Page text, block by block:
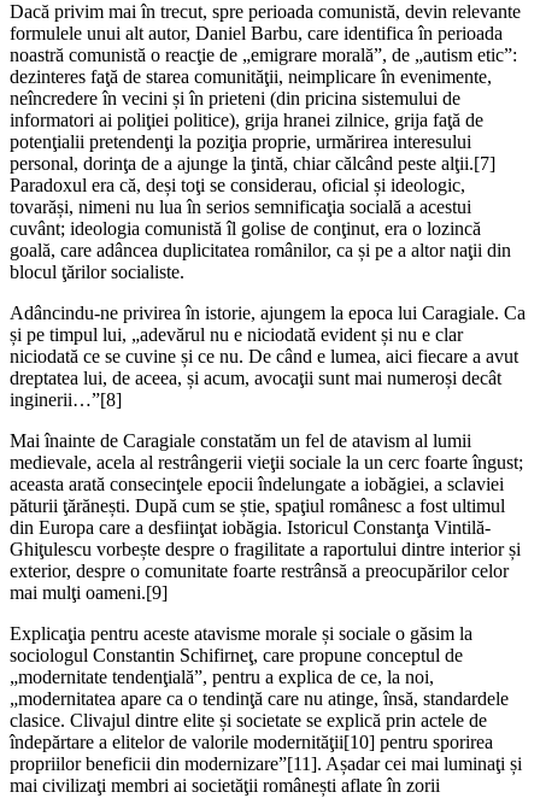
Dacă privim mai în trecut, spre perioada comunistă, devin relevante
formulele unui alt autor, Daniel Barbu, care identifica în perioada
noastră comunistă o reacţie de „emigrare morală”, de „autism etic”:
dezinteres faţă de starea comunităţii, neimplicare în evenimente,
neîncredere în vecini și în prieteni (din pricina sistemului de
informatori ai poliţiei politice), grija hranei zilnice, grija faţă de
potenţialii pretendenţi la poziţia proprie, urmărirea interesului
personal, dorinţa de a ajunge la ţintă, chiar călcând peste alţii.[7]
Paradoxul era că, deși toţi se considerau, oficial și ideologic,
tovarăși, nimeni nu lua în serios semnificaţia socială a acestui
cuvânt; ideologia comunistă îl golise de conţinut, era o lozincă
goală, care adâncea duplicitatea românilor, ca și pe a altor naţii din
blocul ţărilor socialiste.
Adâncindu-ne privirea în istorie, ajungem la epoca lui Caragiale. Ca
și pe timpul lui, „adevărul nu e niciodată evident și nu e clar
niciodată ce se cuvine și ce nu. De când e lumea, aici fiecare a avut
dreptatea lui, de aceea, și acum, avocaţii sunt mai numeroși decât
inginerii…”[8]
Mai înainte de Caragiale constatăm un fel de atavism al lumii
medievale, acela al restrângerii vieţii sociale la un cerc foarte îngust;
aceasta arată consecinţele epocii îndelungate a iobăgiei, a sclaviei
păturii ţărănești. După cum se știe, spaţiul românesc a fost ultimul
din Europa care a desfiinţat iobăgia. Istoricul Constanţa Vintilă-
Ghiţulescu vorbește despre o fragilitate a raportului dintre interior și
exterior, despre o comunitate foarte restrânsă a preocupărilor celor
mai mulţi oameni.[9]
Explicaţia pentru aceste atavisme morale și sociale o găsim la
sociologul Constantin Schifirneţ, care propune conceptul de
„modernitate tendenţială”, pentru a explica de ce, la noi,
„modernitatea apare ca o tendinţă care nu atinge, însă, standardele
clasice. Clivajul dintre elite și societate se explică prin actele de
îndepărtare a elitelor de valorile modernităţii[10] pentru sporirea
propriilor beneficii din modernizare”[11]. Așadar cei mai luminaţi și
mai civilizaţi membri ai societăţii românești aflate în zorii